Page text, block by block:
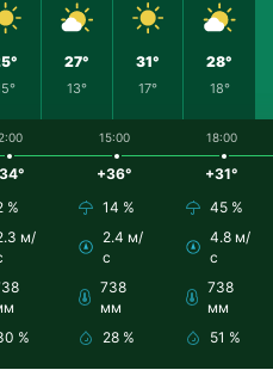
27°
13°
31°
17°
28°
18°
%
м/
%
15:00
+36°
14 %
2.4 м/
с
738
мм
28 %
18:00
+31°
45 %
4.8 м/
с
738
мм
51 %